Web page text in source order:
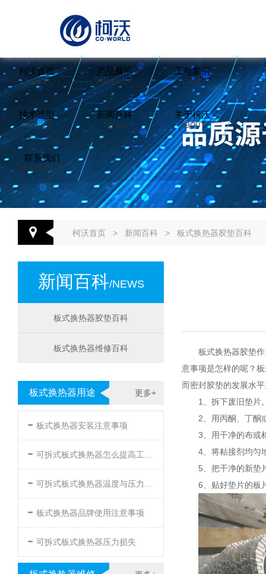
柯沃首页
HOME
产品展示
PRODUCT
工程案例
CASE
技术选型
SERVICE
新闻百科
NEWS
关于柯沃
ABOUT
联系我们
CONTACT US
柯沃首页 > 新闻百科 > 板式换热器胶垫百科
新闻百科/NEWS
板式换热器胶垫百科
板式换热器维修百科
更多+
板式换热器用途
- 板式换热器安装注意事项
- 可拆式板式换热器怎么提高工作效率
- 可拆式板式换热器温度与压力的要求
- 板式换热器品牌使用注意事项
- 可拆式板式换热器压力损失
板式换热器胶垫
意事项是怎样的呢？
而密封胶垫的发展水
1、拆下废旧垫片
2、用丙酮、丁酮
3、用干净的布或
4、将粘接剂均匀
5、把干净的新垫
6、贴好垫片的板